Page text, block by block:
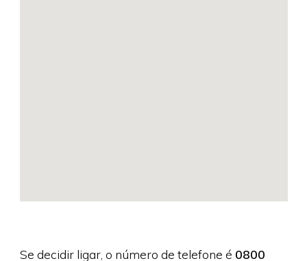
Se decidir ligar, o número de telefone é 0800